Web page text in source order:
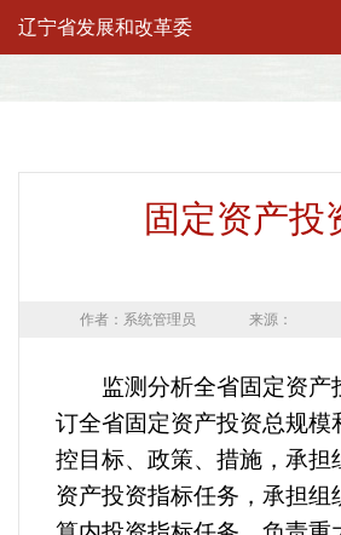
辽宁省发展和改革委
固定资产投
作者：系统管理员 来源：
监测分析全省固定资产
订全省固定资产投资总规模
控目标、政策、措施，承担
资产投资指标任务，承担组